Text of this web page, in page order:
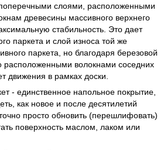
слоями, расположенными
древесины массивного верхнего
стабильность. Это дает
паркета и слой износа той же
паркета, но благодаря березовой
расположенными волокнами соседних
движения в рамках доски.
- единственное напольное покрытие,
как новое и после десятилетий
просто обновить (перешлифовать)
поверхность маслом, лаком или